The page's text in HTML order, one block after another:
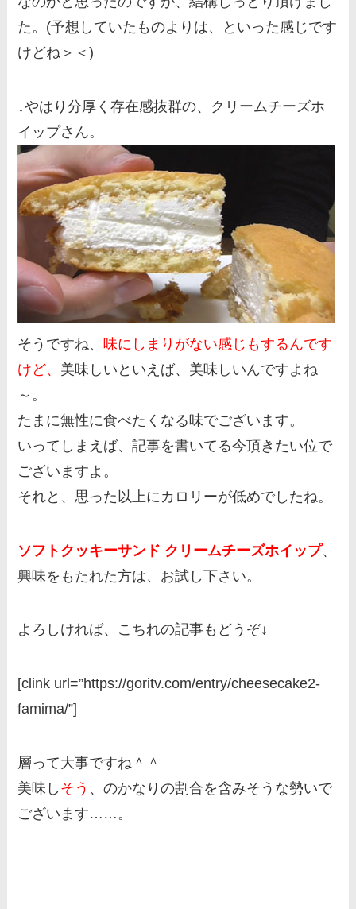
た。(予想していたものよりは、といった感じです
けどね＞＜)
↓やはり分厚く存在感抜群の、クリームチーズホ
イップさん。
そうですね、味にしまりがない感じもするんです
けど、 美味しいといえば、美味しいんですよね
～。
たまに無性に食べたくなる味でございます。
いってしまえば、記事を書いてる今頂きたい位で
ございますよ。
それと、思った以上にカロリーが低めでしたね。
ソフトクッキーサンド クリームチーズホイップ、
興味をもたれた方は、お試し下さい。
よろしければ、こちれの記事もどうぞ↓
[clink url=”https://goritv.com/entry/cheesecake2-
famima/”]
層って大事ですね＾＾
美味し そう 、のかなりの割合を含みそうな勢いで
ございます……。